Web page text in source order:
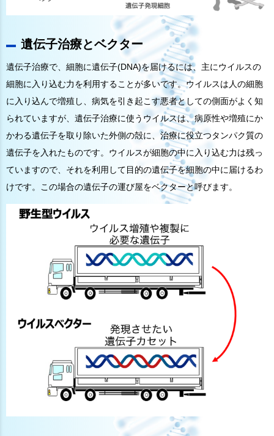
遺伝子治療とベクター
遺伝子治療で、細胞に遺伝子(DNA)を届けるには、主にウイルスの
細胞に入り込む力を利用することが多いです。ウイルスは人の細胞
に入り込んで増殖し、病気を引き起こす悪者としての側面がよく知
られていますが、遺伝子治療に使うウイルスは、病原性や増殖にか
かわる遺伝子を取り除いた外側の殻に、治療に役立つタンパク質の
遺伝子を入れたものです。ウイルスが細胞の中に入り込む力は残っ
ていますので、それを利用して目的の遺伝子を細胞の中に届けるわ
けです。この場合の遺伝子の運び屋をベクターと呼びます。